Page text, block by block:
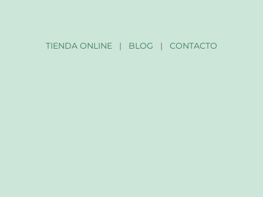
TIENDA ONLINE| BLOG | CONTACTO